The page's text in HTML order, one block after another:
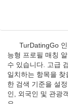
TurDatingGo
능형 프로필 매칭
수 있습니다. 고급
일치하는 항목을
한 검색 기준을 설
인, 외국인 및 관광